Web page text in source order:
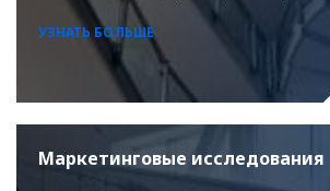
УЗНАТЬ БОЛЬШЕ
Маркетинговые исследования